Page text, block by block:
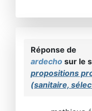
Réponse de
ardecho sur le
propositions
(sanitaire,